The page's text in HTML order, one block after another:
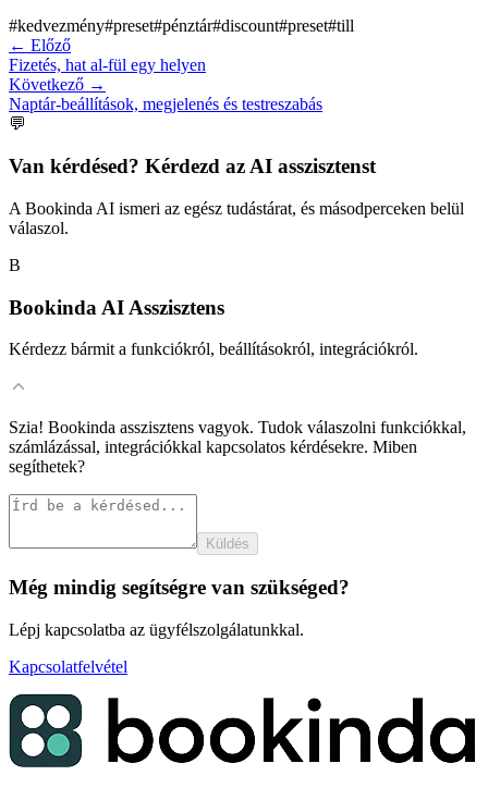
#kedvezmény#preset#pénztár#discount#preset#till
← Előző
Fizetés, hat al-fül egy helyen
Következő →
Naptár-beállítások, megjelenés és testreszabás
💬
Van kérdésed? Kérdezd az AI asszisztenst
A Bookinda AI ismeri az egész tudástárat, és másodperceken belül
válaszol.
B
Bookinda AI Asszisztens
Kérdezz bármit a funkciókról, beállításokról, integrációkról.
Szia! Bookinda asszisztens vagyok. Tudok válaszolni funkciókkal,
számlázással, integrációkkal kapcsolatos kérdésekre. Miben
segíthetek?
Küldés
Még mindig segítségre van szükséged?
Lépj kapcsolatba az ügyfélszolgálatunkkal.
Kapcsolatfelvétel